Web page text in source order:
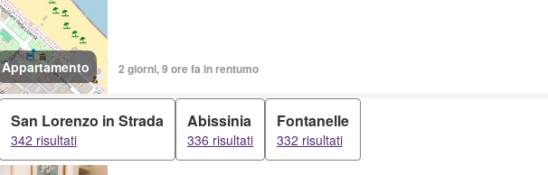
Appartamento 2 giorni, 9 ore fa in rentumo
San Lorenzo in Strada
342 risultati
Abissinia
336 risultati
Fontanelle
332 risultati